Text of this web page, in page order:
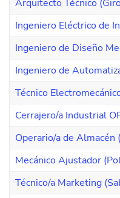
Arquitecto Técnico
Ingeniero Eléctrico de
Ingeniero de Diseño
Ingeniero de
Técnico
Cerrajero/a Industrial
Operario/a de Almacén
Mecánico Ajustador
Técnico/a Marketing